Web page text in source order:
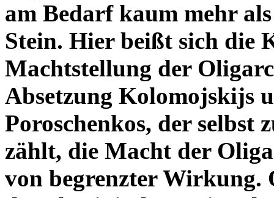
am Bedarf kaum mehr
Stein. Hier beißt sich die
Machtstellung der
Absetzung Kolomojskijs
Poroschenkos, der selbst
zählt, die Macht der
von begrenzter Wirkung.